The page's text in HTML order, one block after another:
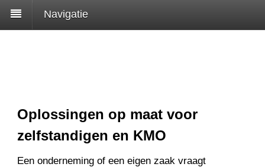
Navigatie
Oplossingen op maat voor
zelfstandigen en KMO
Een onderneming of een eigen zaak vraagt